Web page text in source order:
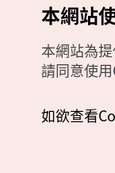
Copyrights
如有相關疑
本網站
本網站為
請同意使
如欲查看